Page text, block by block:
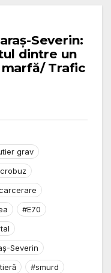
Severin:
dintre un
Trafic
grav
#E70
Severin
#smurd